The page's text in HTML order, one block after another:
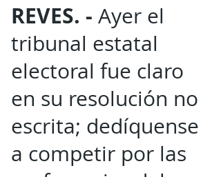
REVES. - Ayer el
tribunal estatal
electoral fue claro
en su resolución no
escrita; dedíquense
a competir por las